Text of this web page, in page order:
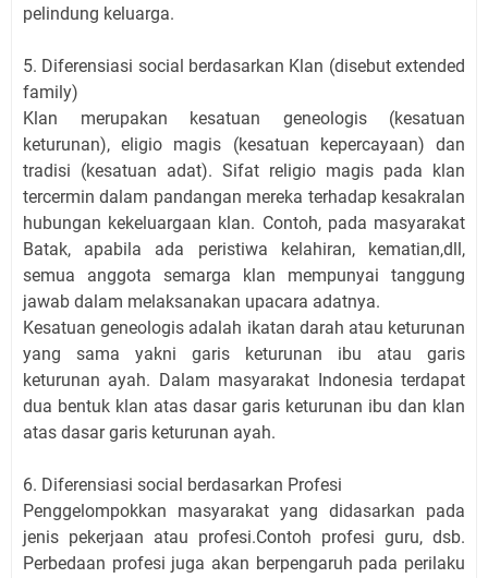
pelindung keluarga.
5. Diferensiasi social berdasarkan Klan (disebut extended
family)
Klan merupakan kesatuan geneologis (kesatuan
keturunan), eligio magis (kesatuan kepercayaan) dan
tradisi (kesatuan adat). Sifat religio magis pada klan
tercermin dalam pandangan mereka terhadap kesakralan
hubungan kekeluargaan klan. Contoh, pada masyarakat
Batak, apabila ada peristiwa kelahiran, kematian,dll,
semua anggota semarga klan mempunyai tanggung
jawab dalam melaksanakan upacara adatnya.
Kesatuan geneologis adalah ikatan darah atau keturunan
yang sama yakni garis keturunan ibu atau garis
keturunan ayah. Dalam masyarakat Indonesia terdapat
dua bentuk klan atas dasar garis keturunan ibu dan klan
atas dasar garis keturunan ayah.
6. Diferensiasi social berdasarkan Profesi
Penggelompokkan masyarakat yang didasarkan pada
jenis pekerjaan atau profesi.Contoh profesi guru, dsb.
Perbedaan profesi juga akan berpengaruh pada perilaku